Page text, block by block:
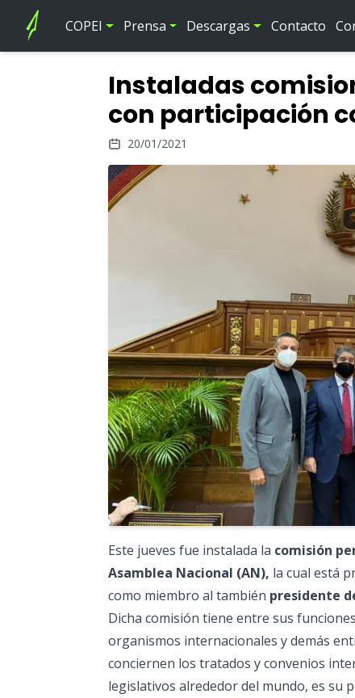
COPEI Prensa Descargas Contacto
Instaladas
con participación
20/01/2021
Este jueves fue instalada la comisión
Asamblea Nacional (AN), la cual está
como miembro al también presidente
Dicha comisión tiene entre sus
organismos internacionales y demás
conciernen los tratados y convenios
legislativos alrededor del mundo, es su